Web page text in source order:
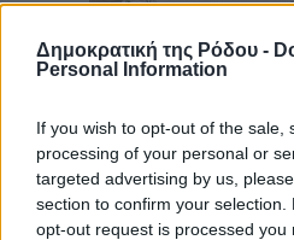
Δημοκρατική της Ρόδου -
Personal Information
If you wish to opt-out of the sale,
processing of your personal or
targeted advertising by us,
section to confirm your
opt-out request is processed you